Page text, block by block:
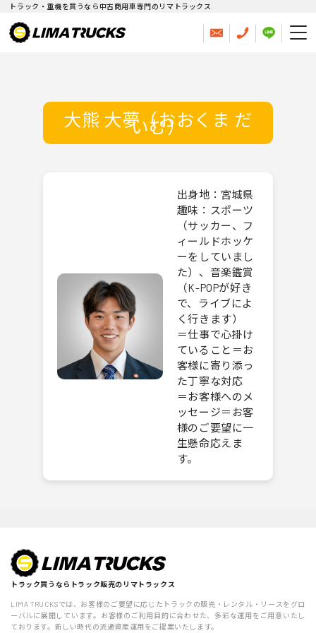
トラック・重機を買うなら中古商用車専門のリマトラックス
大熊 大夢（おおくま だ
いむ）
出身地：宮城県
趣味：スポーツ
（サッカー、フ
ィールドホッケ
ーをしていまし
た）、音楽鑑賞
（K-POPが好き
で、ライブによ
く行きます）
＝仕事で心掛け
ていること＝お
客様に寄り添っ
た丁寧な対応
＝お客様へのメ
ッセージ＝お客
様のご要望に一
生懸命応えま
す。
トラック買うならトラック販売のリマトラックス
LIMA TRUCKSでは、お客様のご要望に応じたトラックの販売・レンタル・リースをグロ
ーバルに展開しています。お客様のご利用目的に合わせた、多彩な運用をご用意いたし
ております。新しい時代の流通資産運用をご提案いたします。